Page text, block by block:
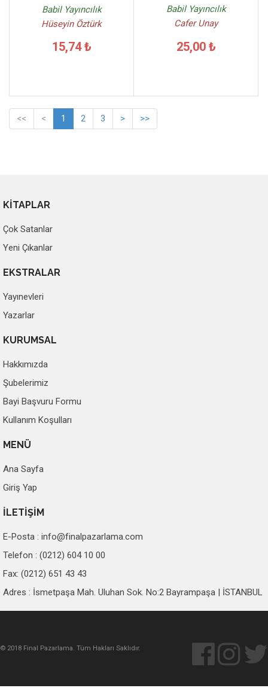
Babil Yayıncılık
Hüseyin Öztürk
15,74 ₺
Babil Yayıncılık
Cafer Unay
25,00 ₺
<< < 1 2 3 > >>
KİTAPLAR
Çok Satanlar
Yeni Çıkanlar
EKSTRALAR
Yayınevleri
Yazarlar
KURUMSAL
Hakkımızda
Şubelerimiz
Bayi Başvuru Formu
Kullanım Koşulları
MENÜ
Ana Sayfa
Giriş Yap
İLETİŞİM
E-Posta : info@finalpazarlama.com
Telefon : (0212) 604 10 00
Fax: (0212) 651 43 43
Adres : İsmetpaşa Mah. Uluhan Sok. No:2 Bayrampaşa | İSTANBUL
© 2018 Final Pazarlama. Tüm Hakları Saklıdır.